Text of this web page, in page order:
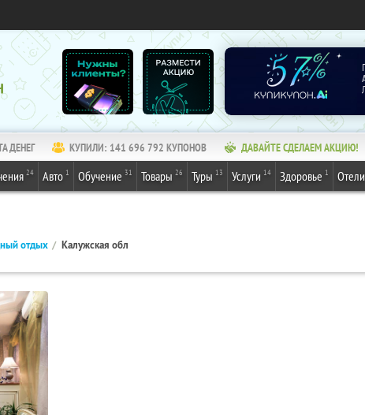
ДЕНЕГ КУПИЛИ: 141 696 792 КУПОНОВ ДАВАЙТЕ СДЕЛАЕМ АКЦИЮ!
24 Авто 1 Обучение 31 Товары 26 Туры 13 Услуги 14 Здоровье 1 Отели
отдых Калужская обл